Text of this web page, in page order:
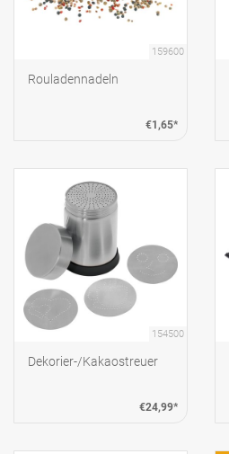
159600
Rouladennadeln
€1,65*
154500
Dekorier-/Kakaostreuer
€24,99*